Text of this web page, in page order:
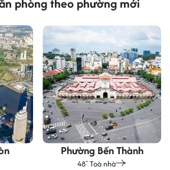
Phường Bến Thành
48+ Toà nhà